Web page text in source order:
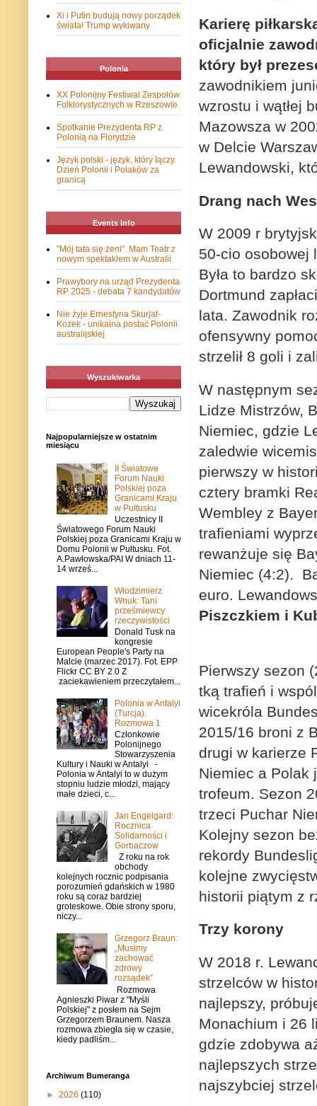
Karierę
oficjalnie
który był
zawodnikiem
wzrostu i wątłej
Mazowsza w
w Delcie
Lewandowski,
Drang nach
W 2009 r
50-cio osobowej
Była to bardzo
Dortmund
lata. Zawodnik
ofensywny
strzelił 8 goli i
W następnym
Lidze Mistrzów,
Niemiec, gdzie
zaledwie
pierwszy w
cztery bramki
Wembley z
trafieniami
rewanżuje się
Niemiec (4:2).
euro.
Piszczkiem i
Pierwszy sezon
tką trafień i
wicekróla
2015/16 broni z
drugi w karierze
Niemiec a Polak
trofeum. Sezon
trzeci Puchar
Kolejny sezon
rekordy
kolejne
historii piątym z
Trzy korony
W 2018 r.
strzelców w
najlepszy,
Monachium i 26
gdzie zdobywa
najlepszych
najszybciej
Xi i Putin budują nowy porządek
świata! Trump wykiwany
Polonia
XX Polonijny Festiwal Zespołów
Folklorystycznych w Rzeszowie
Spotkanie Prezydenta RP z
Polonią na Florydzie
Język polski - język, który łączy.
Dzień Polonii i Polaków za
granicą
Events Info
"Mój tata się żeni". Mam Teatr z
nowym spektaklem w Australii
Prawybory na urząd Prezydenta
RP 2025 - debata 7 kandydatów
Nie żyje Ernestyna Skurjat-
Kozek - unikalna postać Polonii
australijskiej
Wyszukiwarka
Najpopularniejsze w ostatnim
miesiącu
II Światowe
Forum Nauki
Polskiej poza
Granicami Kraju
w Pułtusku
Uczestnicy II
Światowego Forum Nauki
Polskiej poza Granicami Kraju w
Domu Polonii w Pułtusku. Fot.
A.Pawłowska/PAI W dniach 11-
14 wrześ...
Włodzimierz
Wnuk: Tani
prześmiewcy
rzeczywistości
Donald Tusk na
kongresie
European People's Party na
Malcie (marzec 2017). Fot. EPP
Flickr CC BY 2.0 Z
zaciekawieniem przeczytałem...
Polonia w Antalyi
(Turcja).
Rozmowa 1
Członkowie
Polonijnego
Stowarzyszenia
Kultury i Nauki w Antalyi -
Polonia w Antalyi to w dużym
stopniu ludzie młodzi, mający
małe dzieci, c...
Jan Engelgard:
Rocznica
Solidarności i
Gorbaczow
Z roku na rok
obchody
kolejnych rocznic podpisania
porozumień gdańskich w 1980
roku są coraz bardziej
groteskowe. Obie strony sporu,
niczy...
Grzegorz Braun:
„Musimy
zachować
zdrowy
rozsądek”
Rozmowa
Agnieszki Piwar z "Myśli
Polskiej" z posłem na Sejm
Grzegorzem Braunem. Nasza
rozmowa zbiegła się w czasie,
kiedy padliśm...
Archiwum Bumeranga
► 2026 (110)